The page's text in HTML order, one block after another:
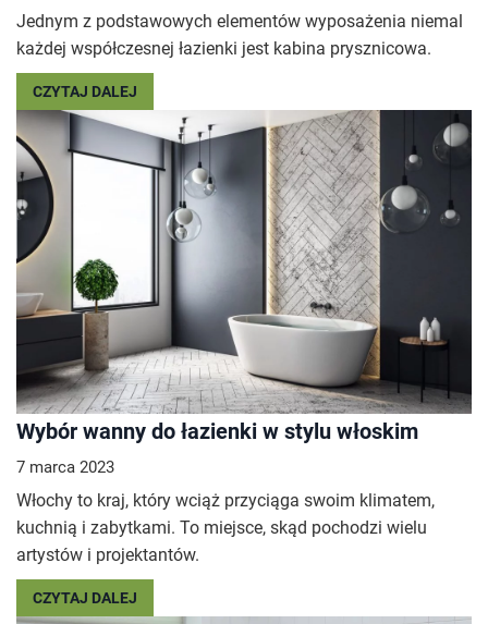
Jednym z podstawowych elementów wyposażenia niemal
każdej współczesnej łazienki jest kabina prysznicowa.
CZYTAJ DALEJ
Wybór wanny do łazienki w stylu włoskim
7 marca 2023
Włochy to kraj, który wciąż przyciąga swoim klimatem,
kuchnią i zabytkami. To miejsce, skąd pochodzi wielu
artystów i projektantów.
CZYTAJ DALEJ